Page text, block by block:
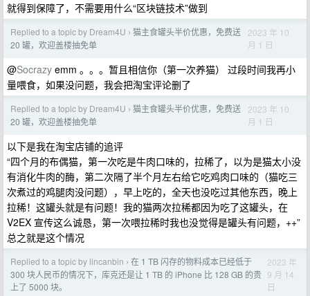
就得到保障了，不需要用什么“区块链技术”做到
Replied to a topic by Dream4U › 猫主食罐头半价优惠，免费送
20 罐，欢迎盖楼抽免单
2023 年 10
月 1 日
@Socrazy emm 。。。暂且相信你（第一次养猫） 过段时间我再小
量喂食，如果没问题，我会把淘宝评论删了
Replied to a topic by Dream4U › 猫主食罐头半价优惠，免费送
20 罐，欢迎盖楼抽免单
2023 年 10
月 1 日
以下是我在淘宝店铺的追评
“四个月的布偶猫，第一次吃是牛肉口味的，拉稀了，以为是猫太小没
有消化牛肉的酶，第二次隔了半个月左右给它吃鸡肉口味的（猫吃三
次煮过的鸡腿肉没问题），早上吃的，全天也没吃过其他东西，晚上
拉稀！这罐头就是有问题！我的猫两次拉稀都因为吃了这罐头，在
V2EX 宣传这么诚恳，第一次喂拉稀时我也没觉得是罐头有问题，++”
总之就是这个情况
Replied to a topic by lincanbin › 在 1 TB 闪存的物料成本已经低于
300 块人民币的情况下，库克还是让 1 TB 的 iPhone 比 128 GB 的贵
上了 5000 块。
2023 年
9 月 14
日